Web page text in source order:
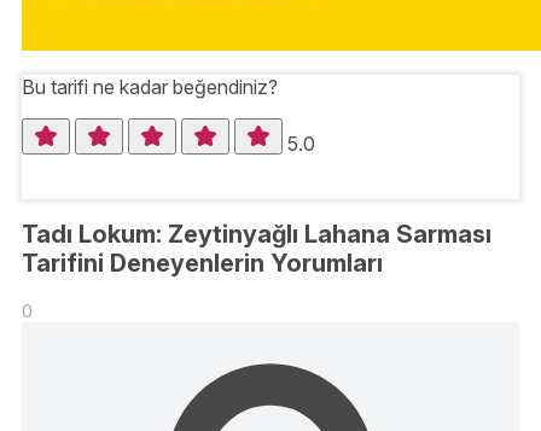
Bu tarifi ne kadar beğendiniz?
5.0
Tadı Lokum: Zeytinyağlı Lahana Sarması
Tarifini Deneyenlerin Yorumları
0